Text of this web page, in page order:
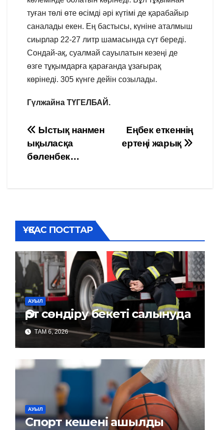
туған төлі өте өсімді әрі күтімі де қарабайыр
саналады екен. Ең бастысы, күніне аталмыш
сиырлар 22-27 литр шамасында сүт береді.
Сондай-ақ, суалмай сауылатын кезеңі де
өзге тұқымдарға қарағанда ұзағырақ
көрінеді. 305 күнге дейін созылады.
Гүлжайна ТҮГЕЛБАЙ.
Навигация
по
Еңбек еткеннің
ертеңі жарық
Ыстық нанмен
ықыласқа
бөленбек…
ҰҚСАС ПОСТТАР
АУЫЛ
Өрт сөндіру бекеті салынуда
ТАМ 6, 2026
АУЫЛ
Спорт кешені ашылды